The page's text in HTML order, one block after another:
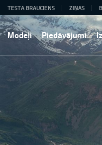
Modeļi Piedāvājumi
TESTA BRAUCIENS ZIŅAS